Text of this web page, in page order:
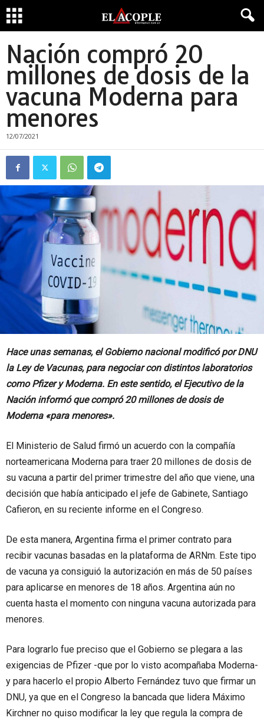
Nación compró 20
millones de dosis de la
vacuna Moderna para
menores
12/07/2021
Hace unas semanas, el Gobierno nacional modificó por DNU
la Ley de Vacunas, para negociar con distintos laboratorios
como Pfizer y Moderna. En este sentido, el Ejecutivo de la
Nación informó que compró 20 millones de dosis de
Moderna «para menores».
El Ministerio de Salud firmó un acuerdo con la compañía
norteamericana Moderna para traer 20 millones de dosis de
su vacuna a partir del primer trimestre del año que viene, una
decisión que había anticipado el jefe de Gabinete, Santiago
Cafieron, en su reciente informe en el Congreso.
De esta manera, Argentina firma el primer contrato para
recibir vacunas basadas en la plataforma de ARNm. Este tipo
de vacuna ya consiguió la autorización en más de 50 países
para aplicarse en menores de 18 años. Argentina aún no
cuenta hasta el momento con ninguna vacuna autorizada para
menores.
Para lograrlo fue preciso que el Gobierno se plegara a las
exigencias de Pfizer -que por lo visto acompañaba Moderna-
y para hacerlo el propio Alberto Fernández tuvo que firmar un
DNU, ya que en el Congreso la bancada que lidera Máximo
Kirchner no quiso modificar la ley que regula la compra de